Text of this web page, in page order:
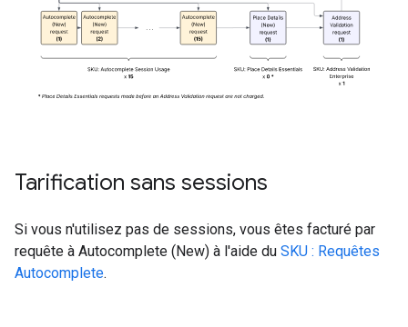
Tarification sans sessions
Si vous n'utilisez pas de sessions, vous êtes facturé par
requête à Autocomplete (New) à l'aide du SKU : Requêtes
Autocomplete.